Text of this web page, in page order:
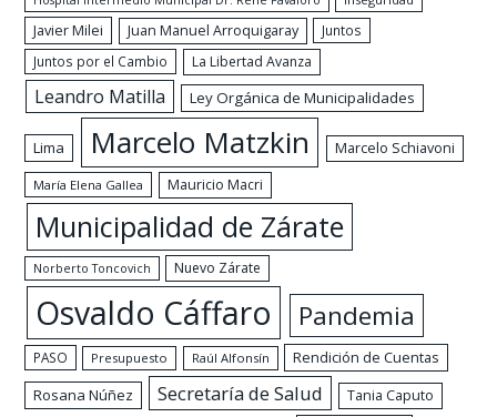
Javier Milei Juan Manuel Arroquigaray
Juntos
Juntos por el Cambio
La Libertad Avanza
Leandro Matilla Ley Orgánica de Municipalidades
Lima Marcelo Matzkin Marcelo Schiavoni
María Elena Gallea Mauricio Macri
Municipalidad de Zárate
Norberto Toncovich Nuevo Zárate
Osvaldo Cáffaro Pandemia
PASO Presupuesto Raúl Alfonsín
Rendición de Cuentas
Rosana Núñez
Secretaría de Salud Tania Caputo